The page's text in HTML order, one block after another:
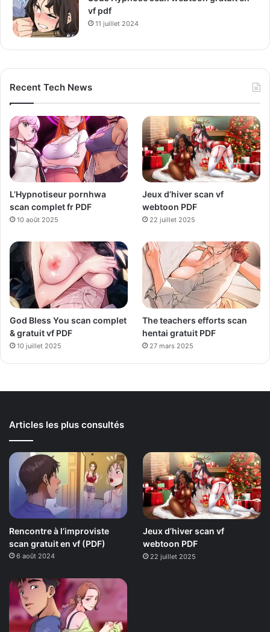
vf pdf
11 juillet 2024
Recent Tech News
L’Hypnotiseur pornhwa
scan complet fr PDF
10 août 2025
Jeux d’hiver scan vf
webtoon PDF
22 juillet 2025
God Bless You scan complet
& gratuit vf PDF
10 juillet 2025
The teachers efforts scan
hentai gratuit PDF
27 mars 2025
Articles les plus consultés
Rencontre à l’improviste
scan gratuit en vf (PDF)
6 août 2024
Jeux d’hiver scan vf
webtoon PDF
22 juillet 2025